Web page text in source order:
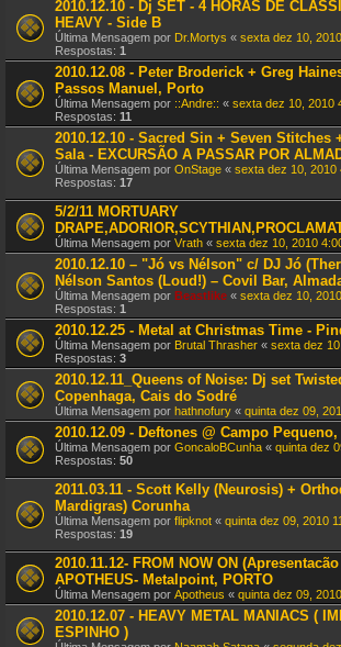
2010.12.10 - Dj SET - 4 HORAS DE
HEAVY - Side B
Última Mensagem por Dr.Mortys « sexta dez 10,
Respostas: 1
2010.12.08 - Peter Broderick + Greg
Passos Manuel, Porto
Última Mensagem por ::Andre:: « sexta dez 10, 2010
Respostas: 11
2010.12.10 - Sacred Sin + Seven Stitches
Sala - EXCURSÃO A PASSAR POR
Última Mensagem por OnStage « sexta dez 10, 2010
Respostas: 17
5/2/11 MORTUARY
Última Mensagem por Vrath « sexta dez 10, 2010
2010.12.10 – "Jó vs Nélson" c/ DJ Jó
Nélson Santos (Loud!) – Covil Bar,
Última Mensagem por Beastlike « sexta dez 10,
Respostas: 1
2010.12.25 - Metal at Christmas Time -
Última Mensagem por Brutal Thrasher « sexta dez
Respostas: 3
2010.12.11_Queens of Noise: Dj set
Copenhaga, Cais do Sodré
Última Mensagem por hathnofury « quinta dez 09,
2010.12.09 - Deftones @ Campo
Última Mensagem por GoncaloBCunha « quinta dez
Respostas: 50
2011.03.11 - Scott Kelly (Neurosis) +
Mardigras) Corunha
Última Mensagem por flipknot « quinta dez 09, 2010
Respostas: 19
2010.11.12- FROM NOW ON
APOTHEUS- Metalpoint, PORTO
Última Mensagem por Apotheus « quinta dez 09,
2010.12.07 - HEAVY METAL MANIACS (
ESPINHO )